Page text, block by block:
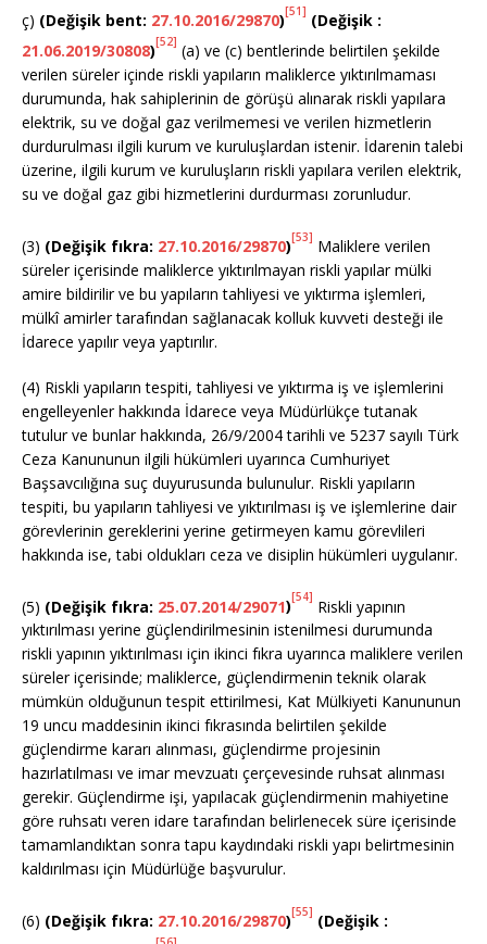
ç) (Değişik bent: 27.10.2016/29870)[51] (Değişik :
21.06.2019/30808)[52] (a) ve (c) bentlerinde belirtilen şekilde
verilen süreler içinde riskli yapıların maliklerce yıktırılmaması
durumunda, hak sahiplerinin de görüşü alınarak riskli yapılara
elektrik, su ve doğal gaz verilmemesi ve verilen hizmetlerin
durdurulması ilgili kurum ve kuruluşlardan istenir. İdarenin talebi
üzerine, ilgili kurum ve kuruluşların riskli yapılara verilen elektrik,
su ve doğal gaz gibi hizmetlerini durdurması zorunludur.
(3) (Değişik fıkra: 27.10.2016/29870)[53] Maliklere verilen
süreler içerisinde maliklerce yıktırılmayan riskli yapılar mülki
amire bildirilir ve bu yapıların tahliyesi ve yıktırma işlemleri,
mülkî amirler tarafından sağlanacak kolluk kuvveti desteği ile
İdarece yapılır veya yaptırılır.
(4) Riskli yapıların tespiti, tahliyesi ve yıktırma iş ve işlemlerini
engelleyenler hakkında İdarece veya Müdürlükçe tutanak
tutulur ve bunlar hakkında, 26/9/2004 tarihli ve 5237 sayılı Türk
Ceza Kanununun ilgili hükümleri uyarınca Cumhuriyet
Başsavcılığına suç duyurusunda bulunulur. Riskli yapıların
tespiti, bu yapıların tahliyesi ve yıktırılması iş ve işlemlerine dair
görevlerinin gereklerini yerine getirmeyen kamu görevlileri
hakkında ise, tabi oldukları ceza ve disiplin hükümleri uygulanır.
(5) (Değişik fıkra: 25.07.2014/29071)[54] Riskli yapının
yıktırılması yerine güçlendirilmesinin istenilmesi durumunda
riskli yapının yıktırılması için ikinci fıkra uyarınca maliklere verilen
süreler içerisinde; maliklerce, güçlendirmenin teknik olarak
mümkün olduğunun tespit ettirilmesi, Kat Mülkiyeti Kanununun
19 uncu maddesinin ikinci fıkrasında belirtilen şekilde
güçlendirme kararı alınması, güçlendirme projesinin
hazırlatılması ve imar mevzuatı çerçevesinde ruhsat alınması
gerekir. Güçlendirme işi, yapılacak güçlendirmenin mahiyetine
göre ruhsatı veren idare tarafından belirlenecek süre içerisinde
tamamlandıktan sonra tapu kaydındaki riskli yapı belirtmesinin
kaldırılması için Müdürlüğe başvurulur.
(6) (Değişik fıkra: 27.10.2016/29870)[55] (Değişik :